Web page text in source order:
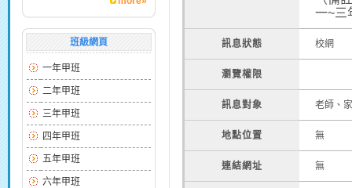
班級網頁
一年甲班
二年甲班
三年甲班
四年甲班
五年甲班
六年甲班
一~三
訊息狀態 校網
瀏覽權限
訊息對象 老師、
地點位置 無
連結網址 無